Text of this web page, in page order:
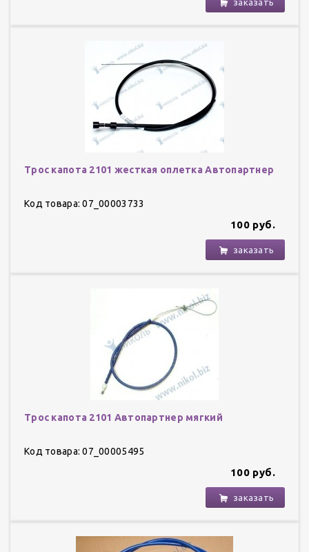
заказать
Трос капота 2101 жесткая оплетка Автопартнер
Код товара: 07_00003733
100 руб.
заказать
Трос капота 2101 Автопартнер мягкий
Код товара: 07_00005495
100 руб.
заказать